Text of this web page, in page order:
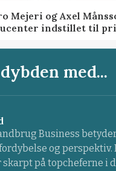
Mejeri og Axel
indstillet til
med...
Business
og perspektiv.
på topcheferne i